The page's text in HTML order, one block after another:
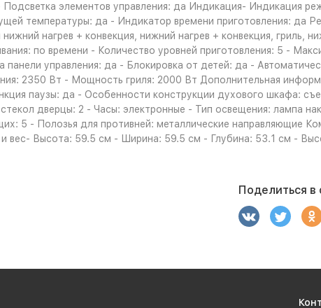
элементов управления: да Индикация- Индикация
температуры: да - Индикатор времени приготовления: да
нагрев + конвекция, нижний нагрев + конвекция, гриль,
по времени - Количество уровней приготовления: 5 -
управления: да - Блокировка от детей: да -
2350 Вт - Мощность гриля: 2000 Вт Дополнительная
паузы: да - Особенности конструкции духового шкафа:
дверцы: 2 - Часы: электронные - Тип освещения: лампа
5 - Полозья для противней: металлические направляющие
вес- Высота: 59.5 см - Ширина: 59.5 см - Глубина: 53.1 см -
Поделиться в